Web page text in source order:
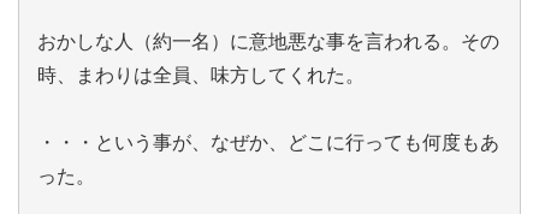
おかしな人（約一名）に意地悪な事を言われる。その
時、まわりは全員、味方してくれた。
・・・という事が、なぜか、どこに行っても何度もあ
った。